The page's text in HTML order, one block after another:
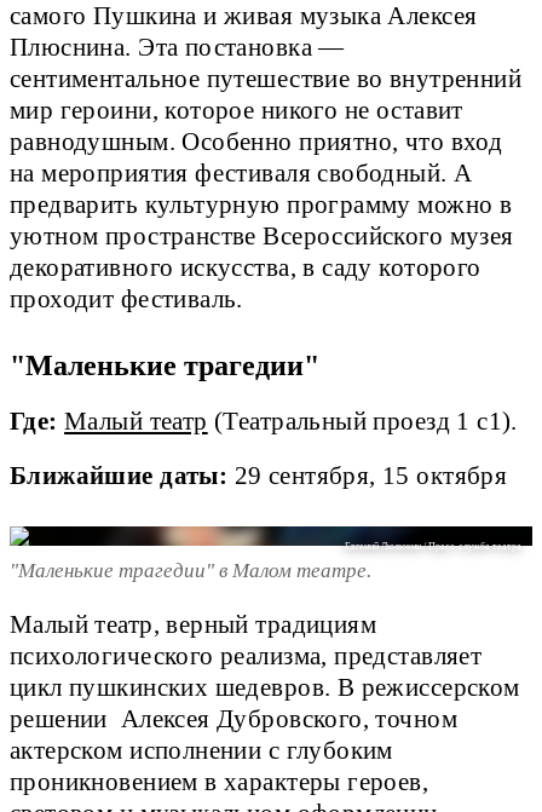
самого Пушкина и живая музыка Алексея
Плюснина. Эта постановка —
сентиментальное путешествие во внутренний
мир героини, которое никого не оставит
равнодушным. Особенно приятно, что вход
на мероприятия фестиваля свободный. А
предварить культурную программу можно в
уютном пространстве Всероссийского музея
декоративного искусства, в саду которого
проходит фестиваль.
"Маленькие трагедии"
Где:Малый театр (Театральный проезд 1 с1).
Ближайшие даты: 29 сентября, 15 октября
Евгений Люлюкин / Пресс-служба театра
"Маленькие трагедии" в Малом театре.
Малый театр, верный традициям
психологического реализма, представляет
цикл пушкинских шедевров. В режиссерском
решении Алексея Дубровского, точном
актерском исполнении с глубоким
проникновением в характеры героев,